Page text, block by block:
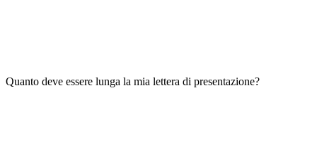
Quanto deve essere lunga la mia lettera di presentazione?